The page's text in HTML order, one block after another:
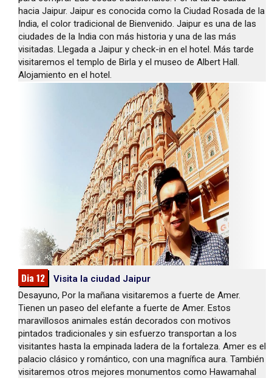
hacia Jaipur. Jaipur es conocida como la Ciudad Rosada de la
India, el color tradicional de Bienvenido. Jaipur es una de las
ciudades de la India con más historia y una de las más
visitadas. Llegada a Jaipur y check-in en el hotel. Más tarde
visitaremos el templo de Birla y el museo de Albert Hall.
Alojamiento en el hotel.
Dia 12
Visita la ciudad Jaipur
Desayuno, Por la mañana visitaremos a fuerte de Amer.
Tienen un paseo del elefante a fuerte de Amer. Estos
maravillosos animales están decorados con motivos
pintados tradicionales y sin esfuerzo transportan a los
visitantes hasta la empinada ladera de la fortaleza. Amer es el
palacio clásico y romántico, con una magnífica aura. También
visitaremos otros mejores monumentos como Hawamahal